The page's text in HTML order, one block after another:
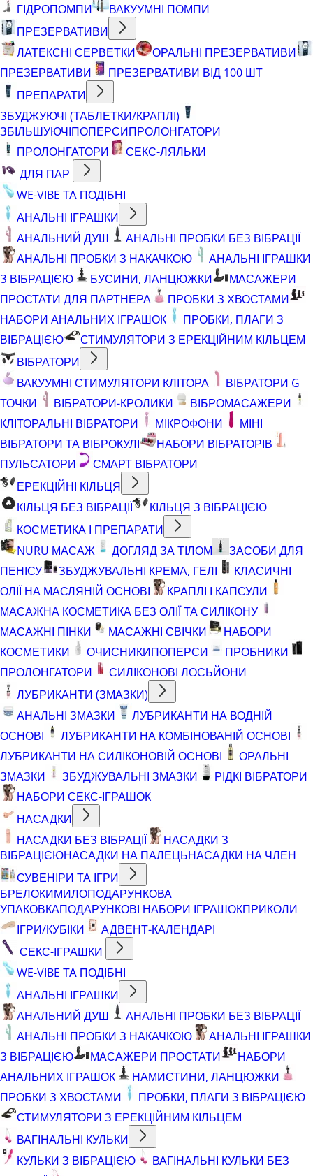
ГІДРОПОМПИ
ВАКУУМНІ ПОМПИ
ПРЕЗЕРВАТИВИ
ЛАТЕКСНІ СЕРВЕТКИ
ОРАЛЬНІ ПРЕЗЕРВАТИВИ
ПРЕЗЕРВАТИВИ
ПРЕЗЕРВАТИВИ ВІД 100 ШТ
ПРЕПАРАТИ
ЗБУДЖУЮЧІ (ТАБЛЕТКИ/КРАПЛІ)
ЗБІЛЬШУЮЧІПОПЕРСИПРОЛОНГАТОРИ
ПРОЛОНГАТОРИ
СЕКС-ЛЯЛЬКИ
ДЛЯ ПАР
WE-VIBE ТА ПОДІБНІ
АНАЛЬНІ ІГРАШКИ
АНАЛЬНИЙ ДУШ
АНАЛЬНІ ПРОБКИ БЕЗ ВІБРАЦІЇ
АНАЛЬНІ ПРОБКИ З НАКАЧКОЮ
АНАЛЬНІ ІГРАШКИ
З ВІБРАЦІЄЮ
БУСИНИ, ЛАНЦЮЖКИ
МАСАЖЕРИ
ПРОСТАТИ ДЛЯ ПАРТНЕРА
ПРОБКИ З ХВОСТАМИ
НАБОРИ АНАЛЬНИХ ІГРАШОК
ПРОБКИ, ПЛАГИ З
ВІБРАЦІЄЮ
СТИМУЛЯТОРИ З ЕРЕКЦІЙНИМ КІЛЬЦЕМ
ВІБРАТОРИ
ВАКУУМНІ СТИМУЛЯТОРИ КЛІТОРА
ВІБРАТОРИ G
ТОЧКИ
ВІБРАТОРИ-КРОЛИКИ
ВІБРОМАСАЖЕРИ
КЛІТОРАЛЬНІ ВІБРАТОРИ
МІКРОФОНИ
МІНІ
ВІБРАТОРИ ТА ВІБРОКУЛІ
НАБОРИ ВІБРАТОРІВ
ПУЛЬСАТОРИ
СМАРТ ВІБРАТОРИ
ЕРЕКЦІЙНІ КІЛЬЦЯ
КІЛЬЦЯ БЕЗ ВІБРАЦІЇ
КІЛЬЦЯ З ВІБРАЦІЄЮ
КОСМЕТИКА І ПРЕПАРАТИ
NURU МАСАЖ
ДОГЛЯД ЗА ТІЛОМ
ЗАСОБИ ДЛЯ
ПЕНІСУ
ЗБУДЖУВАЛЬНІ КРЕМА, ГЕЛІ
КЛАСИЧНІ
ОЛІЇ НА МАСЛЯНІЙ ОСНОВІ
КРАПЛІ І КАПСУЛИ
МАСАЖНА КОСМЕТИКА БЕЗ ОЛІЇ ТА СИЛІКОНУ
МАСАЖНІ ПІНКИ
МАСАЖНІ СВІЧКИ
НАБОРИ
КОСМЕТИКИ
ОЧИСНИКИПОПЕРСИ
ПРОБНИКИ
ПРОЛОНГАТОРИ
СИЛІКОНОВІ ЛОСЬЙОНИ
ЛУБРИКАНТИ (ЗМАЗКИ)
АНАЛЬНІ ЗМАЗКИ
ЛУБРИКАНТИ НА ВОДНІЙ
ОСНОВІ
ЛУБРИКАНТИ НА КОМБІНОВАНІЙ ОСНОВІ
ЛУБРИКАНТИ НА СИЛІКОНОВІЙ ОСНОВІ
ОРАЛЬНІ
ЗМАЗКИ
ЗБУДЖУВАЛЬНІ ЗМАЗКИ
РІДКІ ВІБРАТОРИ
НАБОРИ СЕКС-ІГРАШОК
НАСАДКИ
НАСАДКИ БЕЗ ВІБРАЦІЇ
НАСАДКИ З
ВІБРАЦІЄЮНАСАДКИ НА ПАЛЕЦЬНАСАДКИ НА ЧЛЕН
СУВЕНІРИ ТА ІГРИ
БРЕЛОКИМИЛОПОДАРУНКОВА
УПАКОВКАПОДАРУНКОВІ НАБОРИ ІГРАШОКПРИКОЛИ
ІГРИ/КУБІКИ
АДВЕНТ-КАЛЕНДАРІ
СЕКС-ІГРАШКИ
WE-VIBE ТА ПОДІБНІ
АНАЛЬНІ ІГРАШКИ
АНАЛЬНИЙ ДУШ
АНАЛЬНІ ПРОБКИ БЕЗ ВІБРАЦІЇ
АНАЛЬНІ ПРОБКИ З НАКАЧКОЮ
АНАЛЬНІ ІГРАШКИ
З ВІБРАЦІЄЮ
МАСАЖЕРИ ПРОСТАТИ
НАБОРИ
АНАЛЬНИХ ІГРАШОК
НАМИСТИНИ, ЛАНЦЮЖКИ
ПРОБКИ З ХВОСТАМИ
ПРОБКИ, ПЛАГИ З ВІБРАЦІЄЮ
СТИМУЛЯТОРИ З ЕРЕКЦІЙНИМ КІЛЬЦЕМ
ВАГІНАЛЬНІ КУЛЬКИ
КУЛЬКИ З ВІБРАЦІЄЮ
ВАГІНАЛЬНІ КУЛЬКИ БЕЗ